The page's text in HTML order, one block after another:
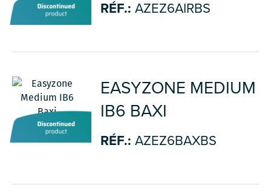
RÉF.: AZEZ6AIRBS
EASYZONE MEDIUM
IB6 BAXI
RÉF.: AZEZ6BAXBS